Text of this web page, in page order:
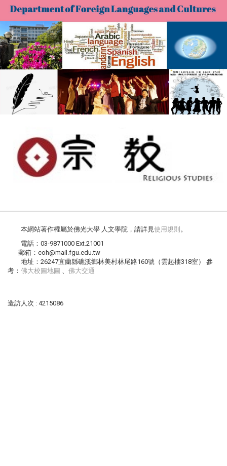
本網站著作權屬於佛光大學 人文學院，請詳見使用規則 。
電話：03-9871000 Ext.21001
郵箱：coh@mail.fgu.edu.tw
地址：26247宜蘭縣礁溪鄉林美村林尾路160號（雲起樓318室） 參
考： 佛大校圖地圖 、 佛大交通
造訪人次 : 4215086